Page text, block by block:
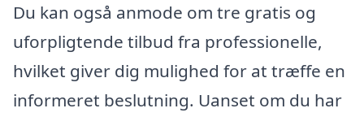
Du kan også anmode om tre gratis og
uforpligtende tilbud fra professionelle,
hvilket giver dig mulighed for at træffe en
informeret beslutning. Uanset om du har